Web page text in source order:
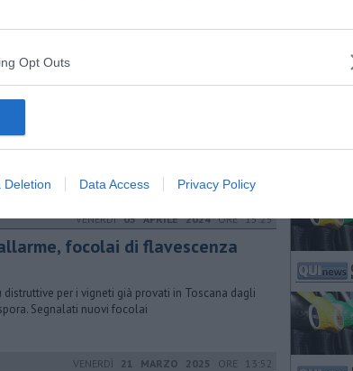
Opt Outs
Deletion Data Access Privacy Policy
chiusi, cittadini barricati in casa, petizione per
mal conservati
VENERDÌ05 APRILE 2024ORE 15:25
focolai di flavescenza
per i vigneti già provati in Toscana dagli
Segnalati nuovi focolai
VENERDÌ 21 MARZO 2025 ORE 13:52